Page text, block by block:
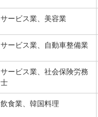
サービス業、美容業
サービス業、自動車整備業
サービス業、社会保険労務
士
飲食業、韓国料理